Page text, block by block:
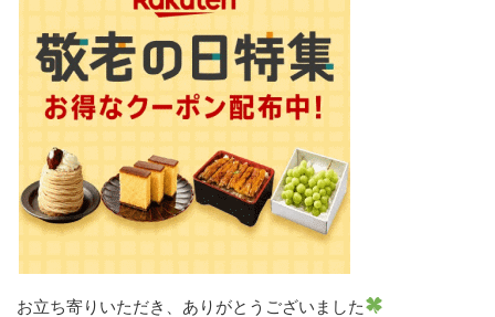
お立ち寄りいただき、ありがとうございました